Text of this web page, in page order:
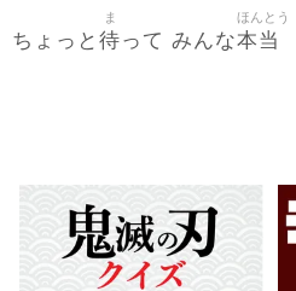
ちょっと 待
ま
って みんな本当
ほんとう